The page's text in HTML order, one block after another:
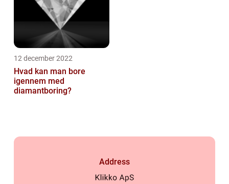
12 december 2022
Hvad kan man bore
igennem med
diamantboring?
Address